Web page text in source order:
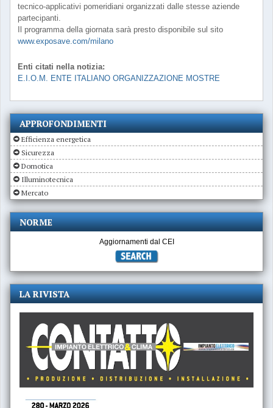
tecnico-applicativi pomeridiani organizzati dalle stesse aziende
partecipanti.
Il programma della giornata sarà presto disponibile sul sito
www.exposave.com/milano
Enti citati nella notizia:
E.I.O.M. ENTE ITALIANO ORGANIZZAZIONE MOSTRE
APPROFONDIMENTI
Efficienza energetica
Sicurezza
Domotica
Illuminotecnica
Mercato
NORME
Aggiornamenti dal CEI
LA RIVISTA